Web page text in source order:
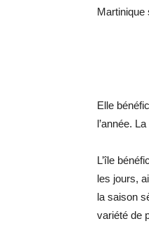
Martinique
Elle
l’année.
L’île
les jours,
la saison
variété de